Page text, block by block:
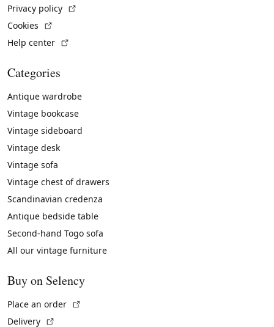
Privacy policy
Cookies
Help center
Categories
Antique wardrobe
Vintage bookcase
Vintage sideboard
Vintage desk
Vintage sofa
Vintage chest of drawers
Scandinavian credenza
Antique bedside table
Second-hand Togo sofa
All our vintage furniture
Buy on Selency
Place an order
Delivery